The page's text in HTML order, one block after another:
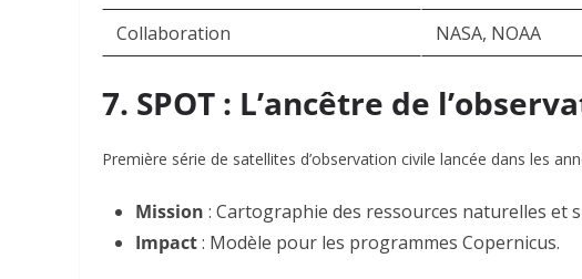
Collaboration
NASA, NOAA
7. SPOT : L’ancêtre de
Première série de satellites d’observation civile lancée dans les
Mission : Cartographie des ressources naturelles et
Impact: Modèle pour les programmes Copernicus.